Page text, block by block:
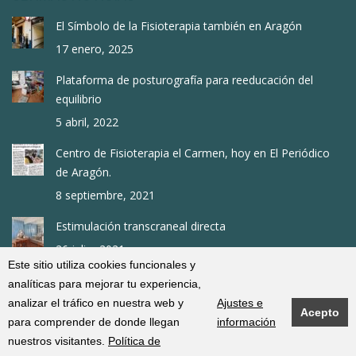
Este sitio utiliza cookies funcionales y
analíticas para mejorar tu experiencia,
analizar el tráfico en nuestra web y
para comprender de donde llegan
nuestros visitantes. Política de
Ajustes e
información
Acepto
El Símbolo de la Fisioterapia también en Aragón
17 enero, 2025
Plataforma de posturografía para reeducación del
equilibrio
5 abril, 2022
Centro de Fisioterapia el Carmen, hoy en El Periódico
de Aragón.
8 septiembre, 2021
Estimulación transcraneal directa
26 julio, 2021
2016-2024 © Centro de fisioterapia "El Carmen" |Aviso legal ·Política de
cookies
Política de privacidad